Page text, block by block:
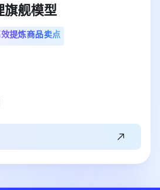
旗舰模型
提炼商品卖点